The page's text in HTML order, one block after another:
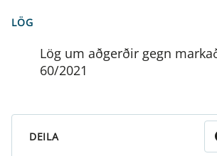
LÖG
Lög um aðgerðir gegn
60/2021
DEILA